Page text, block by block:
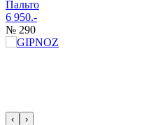
Пальто
6 950.-
№ 290
‹ ›